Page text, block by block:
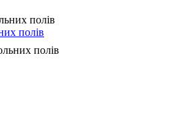
полів
полів